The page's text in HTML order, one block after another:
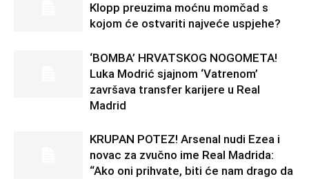
Klopp preuzima moćnu momčad s
kojom će ostvariti najveće uspjehe?
‘BOMBA’ HRVATSKOG NOGOMETA!
Luka Modrić sjajnom ‘Vatrenom’
završava transfer karijere u Real
Madrid
KRUPAN POTEZ! Arsenal nudi Ezea i
novac za zvučno ime Real Madrida:
“Ako oni prihvate, biti će nam drago da